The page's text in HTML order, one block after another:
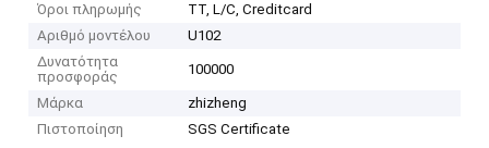
Όροι πληρωμής
TT, L/C, Creditcard
Αριθμό μοντέλου
U102
Δυνατότητα
προσφοράς
100000
Μάρκα
zhizheng
Πιστοποίηση
SGS Certificate